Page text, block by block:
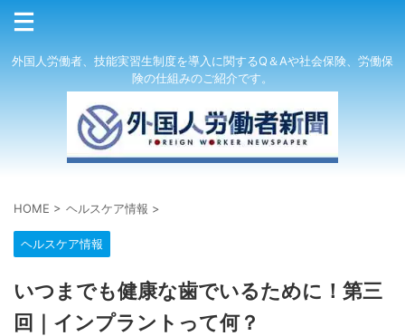
外国人労働者、技能実習生制度を導入に関するQ＆Aや社会保険、労働保
険の仕組みのご紹介です。
HOME > ヘルスケア情報 >
ヘルスケア情報
いつまでも健康な歯でいるために！第三
回｜インプラントって何？